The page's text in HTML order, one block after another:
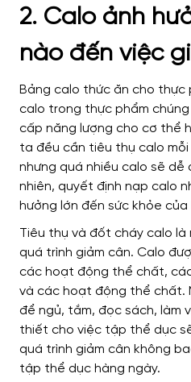
2. Calo ảnh
nào đến việc
Bảng calo thức ăn cho thực
calo trong thực phẩm
cấp năng lượng cho cơ thể
ta đều cần tiêu thụ calo
nhưng quá nhiều calo sẽ dễ
nhiên, quyết định nạp calo
hưởng lớn đến sức khỏe của
Tiêu thụ và đốt cháy calo
quá trình giảm cân. Calo
các hoạt động thể chất,
và các hoạt động thể chất.
để ngủ, tắm, đọc sách, làm
thiết cho việc tập thể dục
quá trình giảm cân không
tập thể dục hàng ngày.